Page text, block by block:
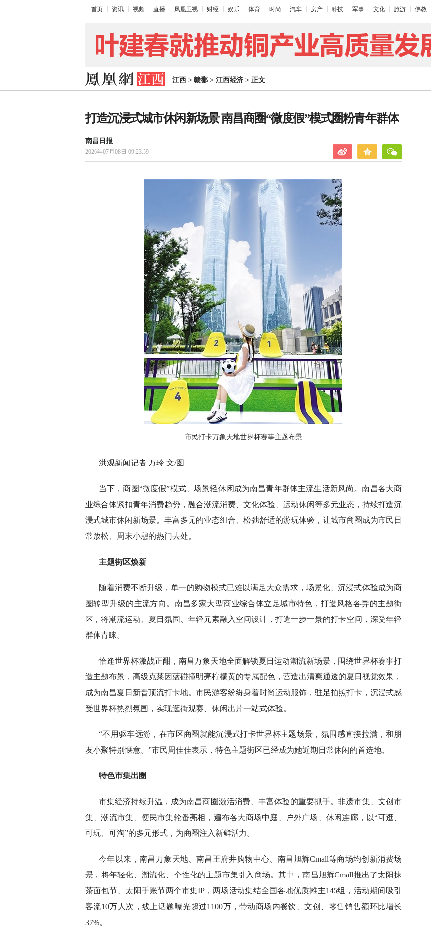
首页 资讯 视频 直播 凤凰卫视 财经 娱乐 体育 时尚 汽车 房产 科技 军事 文化 旅游 佛教
江西 > 赣鄱 > 江西经济 > 正文
打造沉浸式城市休闲新场景 南昌商圈“微度假”模式圈粉青年群体
南昌日报
2026年07月08日 09:23:59
市民打卡万象天地世界杯赛事主题布景
洪观新闻记者 万玲 文/图
当下，商圈“微度假”模式、场景轻休闲成为南昌青年群体主流生活新风尚。南昌各大商
业综合体紧扣青年消费趋势，融合潮流消费、文化体验、运动休闲等多元业态，持续打造沉
浸式城市休闲新场景。丰富多元的业态组合、松弛舒适的游玩体验，让城市商圈成为市民日
常放松、周末小憩的热门去处。
主题街区焕新
随着消费不断升级，单一的购物模式已难以满足大众需求，场景化、沉浸式体验成为商
圈转型升级的主流方向。南昌多家大型商业综合体立足城市特色，打造风格各异的主题街
区，将潮流运动、夏日氛围、年轻元素融入空间设计，打造一步一景的打卡空间，深受年轻
群体青睐。
恰逢世界杯激战正酣，南昌万象天地全面解锁夏日运动潮流新场景，围绕世界杯赛事打
造主题布景，高级克莱因蓝碰撞明亮柠檬黄的专属配色，营造出清爽通透的夏日视觉效果，
成为南昌夏日新晋顶流打卡地。市民游客纷纷身着时尚运动服饰，驻足拍照打卡，沉浸式感
受世界杯热烈氛围，实现逛街观赛、休闲出片一站式体验。
“不用驱车远游，在市区商圈就能沉浸式打卡世界杯主题场景，氛围感直接拉满，和朋
友小聚特别惬意。”市民周佳佳表示，特色主题街区已经成为她近期日常休闲的首选地。
特色市集出圈
市集经济持续升温，成为南昌商圈激活消费、丰富体验的重要抓手。非遗市集、文创市
集、潮流市集、便民市集轮番亮相，遍布各大商场中庭、户外广场、休闲连廊，以“可逛、
可玩、可淘”的多元形式，为商圈注入新鲜活力。
今年以来，南昌万象天地、南昌王府井购物中心、南昌旭辉Cmall等商场均创新消费场
景，将年轻化、潮流化、个性化的主题市集引入商场。其中，南昌旭辉Cmall推出了太阳抹
茶面包节、太阳手账节两个市集IP，两场活动集结全国各地优质摊主145组，活动期间吸引
客流10万人次，线上话题曝光超过1100万，带动商场内餐饮、文创、零售销售额环比增长
37%。